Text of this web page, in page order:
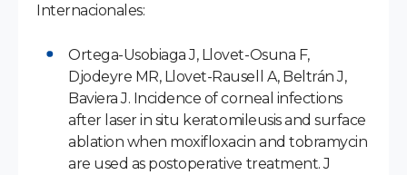
Internacionales:
Ortega-Usobiaga J, Llovet-Osuna F,
Djodeyre MR, Llovet-Rausell A, Beltrán J,
Baviera J. Incidence of corneal infections
after laser in situ keratomileusis and surface
ablation when moxifloxacin and tobramycin
are used as postoperative treatment. J